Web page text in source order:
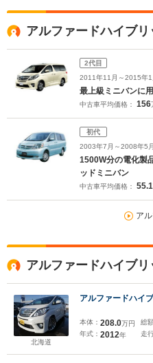
アルファードハイブ
2代目
2011年11月～2015年1
最上級ミニバンに
中古車平均価格： 156
初代
2003年7月～2008年5
1500W分の電化製
ッドミニバン
中古車平均価格： 55.1
ア
アルファードハイブ
北海道
アルファードハイ
本体： 208.0万円
年式： 2012年
総
走